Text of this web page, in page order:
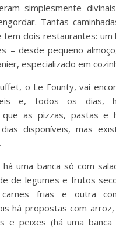
simplesmente
Tantas
tem dois restaurantes:
– desde pequeno
especializado em
o Le Founty, vai
e, todos os dias,
as pizzas, pastas e
disponíveis, mas
uma banca só com
de legumes e frutos
frias e outra
há propostas com
e peixes (há uma